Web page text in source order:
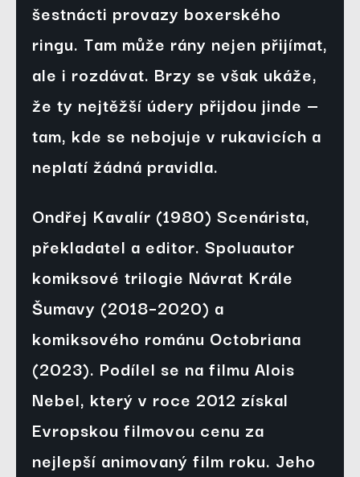
šestnácti provazy boxerského
ringu. Tam může rány nejen přijímat,
ale i rozdávat. Brzy se však ukáže,
že ty nejtěžší údery přijdou jinde —
tam, kde se nebojuje v rukavicích a
neplatí žádná pravidla.
Ondřej Kavalír (1980) Scenárista,
překladatel a editor. Spoluautor
komiksové trilogie Návrat Krále
Šumavy (2018–2020) a
komiksového románu Octobriana
(2023). Podílel se na filmu Alois
Nebel, který v roce 2012 získal
Evropskou filmovou cenu za
nejlepší animovaný film roku. Jeho